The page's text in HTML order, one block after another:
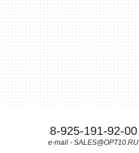
8-925-191-92-00
e-mail - SALES@OPT10.RU